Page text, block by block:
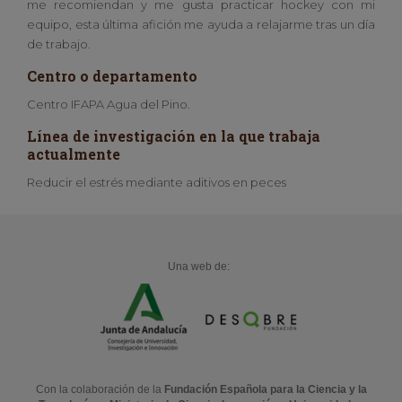
me recomiendan y me gusta practicar hockey con mi
equipo, esta última afición me ayuda a relajarme tras un día
de trabajo.
Centro o departamento
Centro IFAPA Agua del Pino.
Línea de investigación en la que trabaja
actualmente
Reducir el estrés mediante aditivos en peces
Una web de:
Con la colaboración de la Fundación Española para la Ciencia y la